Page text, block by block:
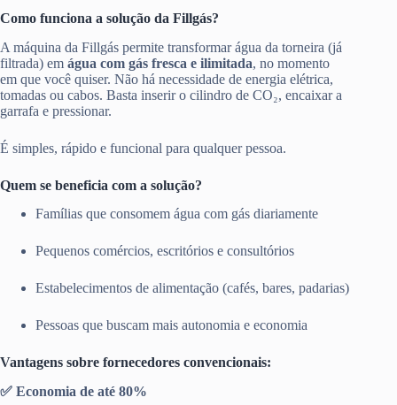
Como funciona a solução da Fillgás?
A máquina da Fillgás permite transformar água da torneira (já
filtrada) em água com gás fresca e ilimitada, no momento
em que você quiser. Não há necessidade de energia elétrica,
tomadas ou cabos. Basta inserir o cilindro de CO₂, encaixar a
garrafa e pressionar.
É simples, rápido e funcional para qualquer pessoa.
Quem se beneficia com a solução?
Famílias que consomem água com gás diariamente
Pequenos comércios, escritórios e consultórios
Estabelecimentos de alimentação (cafés, bares, padarias)
Pessoas que buscam mais autonomia e economia
Vantagens sobre fornecedores convencionais:
✅ Economia de até 80%